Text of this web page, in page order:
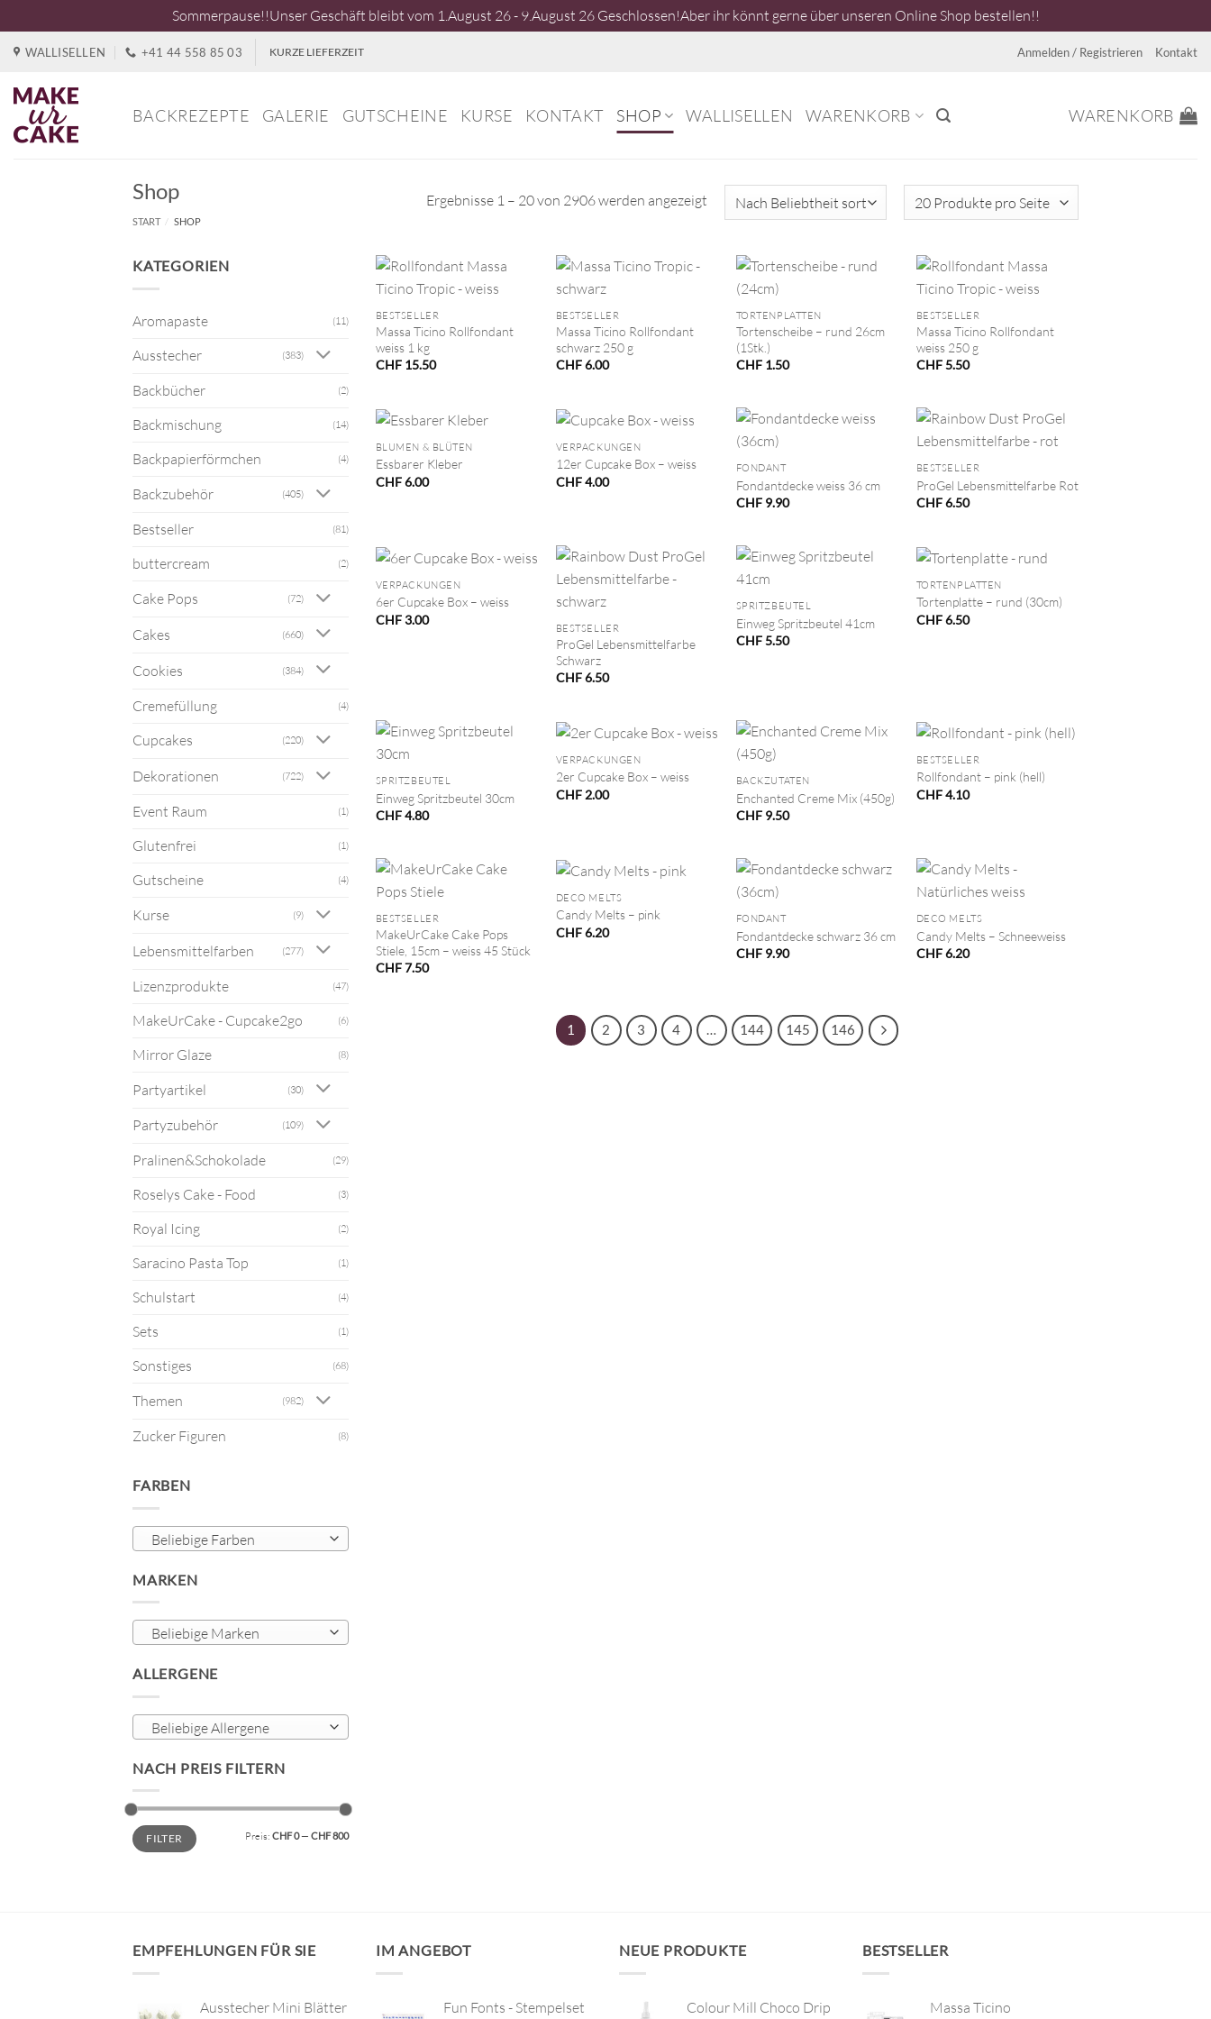
Sommerpause!!Unser Geschäft bleibt vom 1.August 26 - 9.August 26 Geschlossen!Aber ihr könnt gerne über unseren Online Shop bestellen!!
springen
WALLISELLEN +41 44 558 85 03 KURZE LIEFERZEIT Anmelden / Registrieren Kontakt
BACKREZEPTE GALERIE GUTSCHEINE KURSE KONTAKT SHOP WALLISELLEN WARENKORB WARENKORB
Shop
START / SHOP
Ergebnisse 1 – 20 von 2906 werden angezeigtNach
Beliebtheit
KATEGORIEN
Aromapaste (11)
Ausstecher (383)
Backbücher (2)
Backmischung (14)
Backpapierförmchen (4)
Backzubehör (405)
Bestseller (81)
buttercream (2)
Cake Pops (72)
Cakes (660)
Cookies (384)
Cremefüllung (4)
Cupcakes (220)
Dekorationen (722)
Event Raum (1)
Glutenfrei (1)
Gutscheine (4)
Kurse (9)
Lebensmittelfarben (277)
Lizenzprodukte (47)
MakeUrCake - Cupcake2go (6)
Mirror Glaze (8)
Partyartikel (30)
Partyzubehör (109)
Pralinen&Schokolade (29)
Roselys Cake - Food (3)
Royal Icing (2)
Saracino Pasta Top (1)
Schulstart (4)
Sets (1)
Sonstiges (68)
Themen (982)
Zucker Figuren (8)
FARBEN
Beliebige Farben
MARKEN
Beliebige Marken
ALLERGENE
Beliebige Allergene
NACH PREIS FILTERN
Min.
Preis
Max.
PreisFILTER Preis: CHF 0— CHF 800
BESTSELLER
Massa Ticino Rollfondant
weiss 1 kg
CHF15.50
BESTSELLER
Massa Ticino Rollfondant
schwarz 250 g
CHF6.00
TORTENPLATTEN
Tortenscheibe – rund 26cm
(1Stk.)
CHF1.50
BESTSELLER
Massa Ticino Rollfondant
weiss 250 g
CHF5.50
+
BLUMEN & BLÜTEN
Essbarer Kleber
CHF6.00
+
VERPACKUNGEN
12er Cupcake Box – weiss
CHF4.00
FONDANT
Fondantdecke weiss 36 cm
CHF9.90
BESTSELLER
ProGel Lebensmittelfarbe Rot
CHF6.50
VERPACKUNGEN
6er Cupcake Box – weiss
CHF3.00
BESTSELLER
ProGel Lebensmittelfarbe
Schwarz
CHF6.50
SPRITZBEUTEL
Einweg Spritzbeutel 41cm
CHF5.50
+
TORTENPLATTEN
Tortenplatte – rund (30cm)
CHF6.50
SPRITZBEUTEL
Einweg Spritzbeutel 30cm
CHF4.80
+
VERPACKUNGEN
2er Cupcake Box – weiss
CHF2.00
+
BACKZUTATEN
Enchanted Creme Mix (450g)
CHF9.50
+
BESTSELLER
Rollfondant – pink (hell)
CHF4.10
BESTSELLER
MakeUrCake Cake Pops
Stiele, 15cm – weiss 45 Stück
CHF7.50
+
DECO MELTS
Candy Melts – pink
CHF6.20
FONDANT
Fondantdecke schwarz 36 cm
CHF9.90
+
DECO MELTS
Candy Melts – Schneeweiss
CHF6.20
1 2 3 4 … 144 145 146
EMPFEHLUNGEN FÜR SIE
Ausstecher Mini Blätter
IM ANGEBOT
Fun Fonts - Stempelset
NEUE PRODUKTE
Colour Mill Choco Drip
BESTSELLER
Massa Ticino